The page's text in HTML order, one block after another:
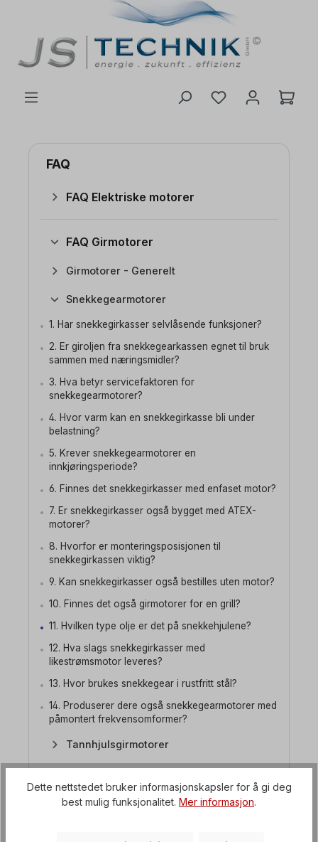
FAQ
FAQ Elektriske motorer
FAQ Girmotorer
Girmotorer - Generelt
Snekkegearmotorer
1. Har snekkegirkasser selvlåsende funksjoner?
2. Er giroljen fra snekkegearkassen egnet til bruk
sammen med næringsmidler?
3. Hva betyr servicefaktoren for
snekkegearmotorer?
4. Hvor varm kan en snekkegirkasse bli under
belastning?
5. Krever snekkegearmotorer en
innkjøringsperiode?
6. Finnes det snekkegirkasser med enfaset motor?
7. Er snekkegirkasser også bygget med ATEX-
motorer?
8. Hvorfor er monteringsposisjonen til
snekkegirkassen viktig?
9. Kan snekkegirkasser også bestilles uten motor?
10. Finnes det også girmotorer for en grill?
11. Hvilken type olje er det på snekkehjulene?
12. Hva slags snekkegirkasser med
likestrømsmotor leveres?
13. Hvor brukes snekkegear i rustfritt stål?
14. Produserer dere også snekkegearmotorer med
påmontert frekvensomformer?
Tannhjulsgirmotorer
Akselmonterte girmotorer
Dette nettstedet bruker informasjonskapsler for å gi deg
best mulig funksjonalitet. Mer informasjon.